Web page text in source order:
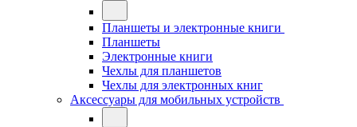
Планшеты и электронные книги
Планшеты
Электронные книги
Чехлы для планшетов
Чехлы для электронных книг
Аксессуары для мобильных устройств